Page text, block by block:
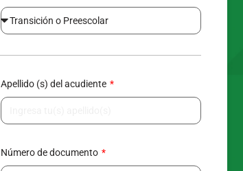
Apellido (s) del acudiente
Número de documento